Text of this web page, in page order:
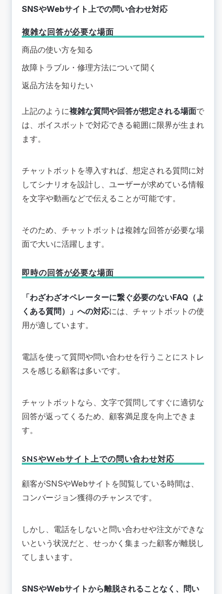
SNSやWebサイト上での問い合わせ対応
複雑な回答が必要な場面
商品の使い方を知る
故障トラブル・修理方法について聞く
返品方法を知りたい
上記のように複雑な質問や回答が想定される場面で
は、ボイスボットで対応できる範囲に限界が生まれ
ます。
チャットボットを導入すれば、想定される質問に対
してシナリオを設計し、ユーザーが求めている情報
を文字や動画などで伝えることが可能です。
そのため、チャットボットは複雑な回答が必要な場
面で大いに活躍します。
即時の回答が必要な場面
「わざわざオペレーターに繋ぐ必要のないFAQ（よ
くある質問）」への対応には、チャットボットの使
用が適しています。
電話を使って質問や問い合わせを行うことにストレ
スを感じる顧客は多いです。
チャットボットなら、文字で質問してすぐに適切な
回答が返ってくるため、顧客満足度を向上できま
す。
SNSやWebサイト上での問い合わせ対応
顧客がSNSやWebサイトを閲覧している時間は、
コンバージョン獲得のチャンスです。
しかし、電話をしないと問い合わせや注文ができな
いという状況だと、せっかく集まった顧客が離脱し
てしまいます。
SNSやWebサイトから離脱されることなく、問い